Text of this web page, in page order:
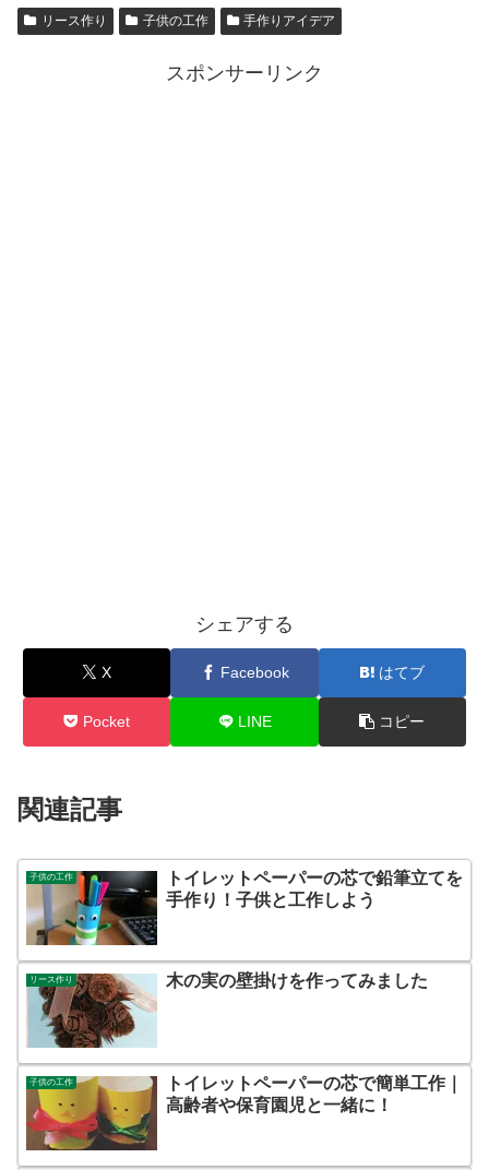
リース作り 子供の工作 手作りアイデア
スポンサーリンク
シェアする
X Facebook はてブ
Pocket LINE コピー
関連記事
子供の工作
トイレットペーパーの芯で鉛筆立てを
手作り！子供と工作しよう
リース作り 木の実の壁掛けを作ってみました
子供の工作
トイレットペーパーの芯で簡単工作｜
高齢者や保育園児と一緒に！